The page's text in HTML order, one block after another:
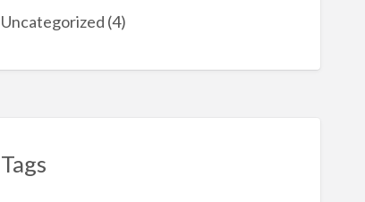
Uncategorized (4)
Tags